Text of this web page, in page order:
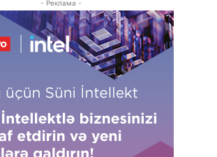
- Реклама -